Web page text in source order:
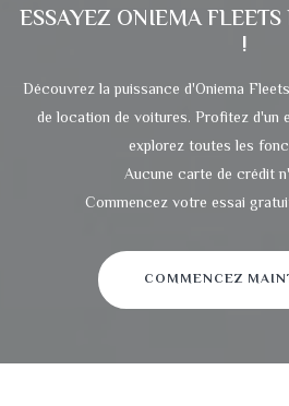
ESSAYEZ ONIEMA FLEETS
!
Découvrez la puissance d'Oniema
de location de voitures. Profitez d'un
explorez toutes les
Aucune carte de crédit
Commencez votre essai
COMMENCEZ